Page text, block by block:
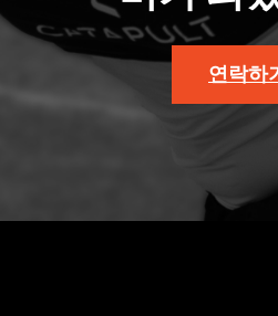
연락하